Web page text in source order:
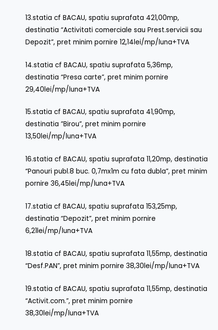
13.statia cf BACAU, spatiu suprafata 421,00mp,
destinatia “Activitati comerciale sau Prest.servicii sau
Depozit”, pret minim pornire 12,14lei/mp/luna+TVA
14.statia cf BACAU, spatiu suprafata 5,36mp,
destinatia “Presa carte”, pret minim pornire
29,40lei/mp/luna+TVA
15.statia cf BACAU, spatiu suprafata 41,90mp,
destinatia ”Birou”, pret minim pornire
13,50lei/mp/luna+TVA
16.statia cf BACAU, spatiu suprafata 11,20mp, destinatia
“Panouri publ.8 buc. 0,7mx1m cu fata dubla”, pret minim
pornire 36,45lei/mp/luna+TVA
17.statia cf BACAU, spatiu suprafata 153,25mp,
destinatia “Depozit”, pret minim pornire
6,21lei/mp/luna+TVA
18.statia cf BACAU, spatiu suprafata 11,55mp, destinatia
“Desf.PAN”, pret minim pornire 38,30lei/mp/luna+TVA
19.statia cf BACAU, spatiu suprafata 11,55mp, destinatia
“Activit.com.”, pret minim pornire
38,30lei/mp/luna+TVA